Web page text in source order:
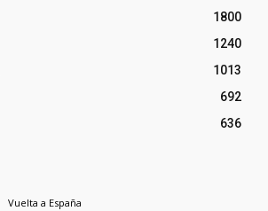
1800
1240
1013
692
636
Vuelta a España